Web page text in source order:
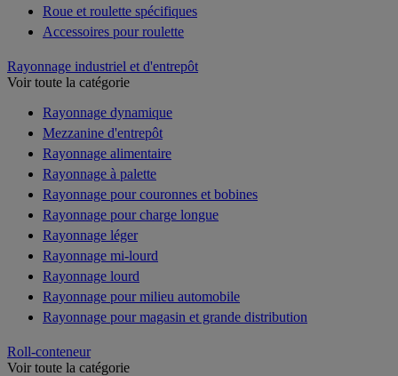
Roue et roulette spécifiques
Accessoires pour roulette
Rayonnage industriel et d'entrepôt
Voir toute la catégorie
Rayonnage dynamique
Mezzanine d'entrepôt
Rayonnage alimentaire
Rayonnage à palette
Rayonnage pour couronnes et bobines
Rayonnage pour charge longue
Rayonnage léger
Rayonnage mi-lourd
Rayonnage lourd
Rayonnage pour milieu automobile
Rayonnage pour magasin et grande distribution
Roll-conteneur
Voir toute la catégorie